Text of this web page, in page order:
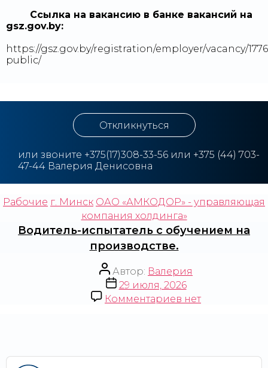
Ссылка на вакансию в банке вакансий на
gsz.gov.⁣by:
https://gsz.gov.by/registration/employer/vacancy/
public/
Откликнуться
или звоните +375(17)308-33-56 или +375 (44) 703-
47-44 Валерия Денисовна
Рабочие г. Минск ОАО «АМКОДОР» - управляющая
компания холдинга»
Водитель-испытатель с обучением на
производстве.
Автор: Валерия
29 июля, 2026
Комментариев нет